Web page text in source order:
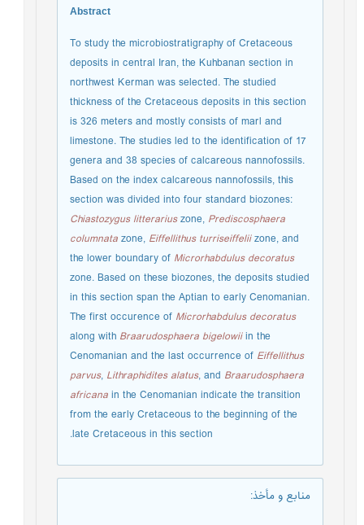
Abstract
To study the microbiostratigraphy of Cretaceous
deposits in central Iran, the Kuhbanan section in
northwest Kerman was selected. The studied
thickness of the Cretaceous deposits in this section
is 326 meters and mostly consists of marl and
limestone. The studies led to the identification of 17
genera and 38 species of calcareous nannofossils.
Based on the index calcareous nannofossils, this
section was divided into four standard biozones:
Chiastozygus litterariuszone,Prediscosphaera
columnatazone,Eiffellithus turriseiffeliizone, and
the lower boundary ofMicrorhabdulus decoratus
zone. Based on these biozones, the deposits studied
in this section span the Aptian to early Cenomanian.
The first occurence ofMicrorhabdulus decoratus
along withBraarudosphaera bigelowiiin the
Cenomanian and the last occurrence ofEiffellithus
parvus ,Lithraphidites alatus, andBraarudosphaera
africanain the Cenomanian indicate the transition
from the early Cretaceous to the beginning of the
late Cretaceous in this section.
منابع و مأخذ: